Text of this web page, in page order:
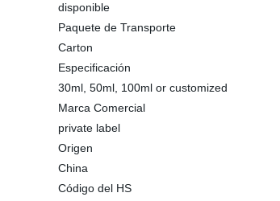
disponible
Paquete de Transporte
Carton
Especificación
30ml, 50ml, 100ml or customized
Marca Comercial
private label
Origen
China
Código del HS